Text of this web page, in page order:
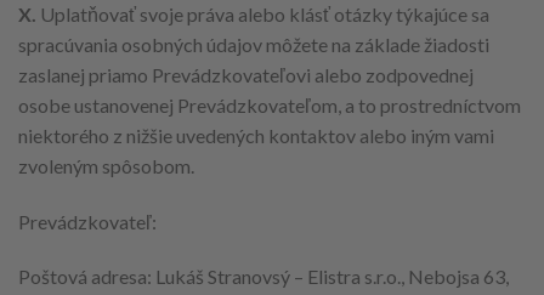
X. Uplatňovať svoje práva alebo klásť otázky týkajúce sa
spracúvania osobných údajov môžete na základe žiadosti
zaslanej priamo Prevádzkovateľovi alebo zodpovednej
osobe ustanovenej Prevádzkovateľom, a to prostredníctvom
niektorého z nižšie uvedených kontaktov alebo iným vami
zvoleným spôsobom.
Prevádzkovateľ:
Poštová adresa: Lukáš Stranovsý – Elistra s.r.o., Nebojsa 63,